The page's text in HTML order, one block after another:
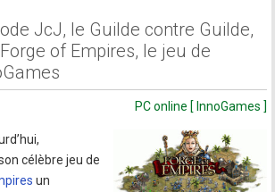
JcJ, le Guilde contre Guilde,
of Empires, le jeu de
PC online [ InnoGames ]
célèbre jeu de
un